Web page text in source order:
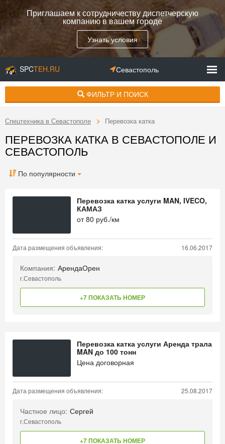
Приглашаем к сотрудничеству диспетчерскую
компанию в вашем городе
Узнать условия
SPCTEH.RU Севастополь
ФИЛЬТР И ПОИСК
Спецтехника в Севастополе Перевозка катка
ПЕРЕВОЗКА КАТКА В СЕВАСТОПОЛЕ И
СЕВАСТОПОЛЬ
По популярности
Перевозка катка услуги MAN, IVECO,
КАМАЗ
от80 руб./км
Дата размещения объявления: 16.06.2017
Компания: АрендаОрен
г.Севастополь
+7 ПОКАЗАТЬ НОМЕР
Перевозка катка услуги Аренда трала
MAN до 100 тонн
Цена договорная
Дата размещения объявления: 25.08.2017
Частное лицо: Сергей
г.Севастополь
+7 ПОКАЗАТЬ НОМЕР